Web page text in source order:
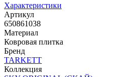
Характеристики
Артикул
650861038
Материал
Ковровая плитка
Бренд
TARKETT
Коллекция